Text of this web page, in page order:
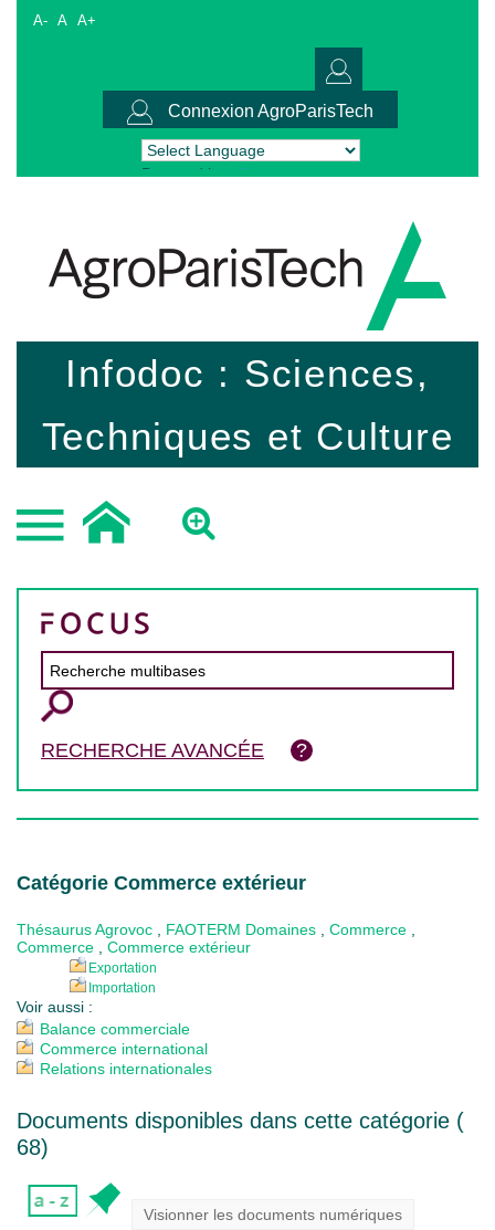
A- A A+
Connexion AgroParisTech
Powered by Translate
Infodoc : Sciences,
Techniques et Culture
RECHERCHE AVANCÉE
Catégorie Commerce extérieur
Thésaurus Agrovoc FAOTERM Domaines Commerce
Commerce
Commerce extérieur
Exportation
Importation
Voir aussi :
Balance commerciale
Commerce international
Relations internationales
Documents disponibles dans cette catégorie (
68)
Visionner les documents numériques